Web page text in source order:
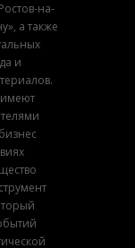
на-
а также
и